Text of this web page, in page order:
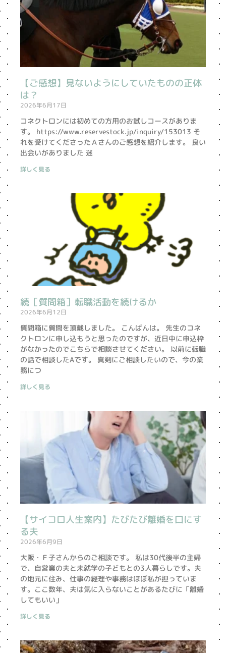
【ご感想】見ないようにしていたものの正体
は？
2026年6月17日
コネクトロンには初めての方用のお試しコースがありま
す。 https://www.reservestock.jp/inquiry/153013 そ
れを受けてくださったＡさんのご感想を紹介します。 良い
出会いがありました 迷
詳しく見る
続［質問箱］転職活動を続けるか
2026年6月12日
質問箱に質問を頂戴しました。 こんばんは。 先生のコネ
クトロンに申し込もうと思ったのですが、近日中に申込枠
がなかったのでこちらで相談させてください。 以前に転職
の話で相談したAです。 真剣にご相談したいので、今の業
務につ
詳しく見る
【サイコロ人生案内】たびたび離婚を口にす
る夫
2026年6月9日
大阪・Ｆ子さんからのご相談です。 私は30代後半の主婦
で、自営業の夫と未就学の子どもとの3人暮らしです。夫
の地元に住み、仕事の経理や事務はほぼ私が担っていま
す。ここ数年、夫は気に入らないことがあるたびに「離婚
してもいい」
詳しく見る